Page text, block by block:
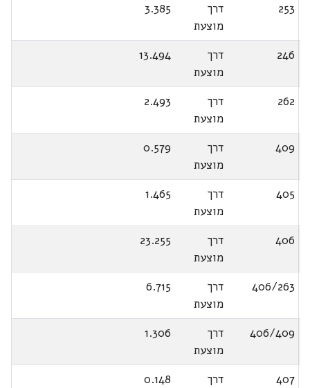
253
דרך
מוצעת
3.385
246
דרך
מוצעת
13.494
262
דרך
מוצעת
2.493
409
דרך
מוצעת
0.579
405
דרך
מוצעת
1.465
406
דרך
מוצעת
23.255
406/263
דרך
מוצעת
6.715
406/409
דרך
מוצעת
1.306
407
דרך
0.148